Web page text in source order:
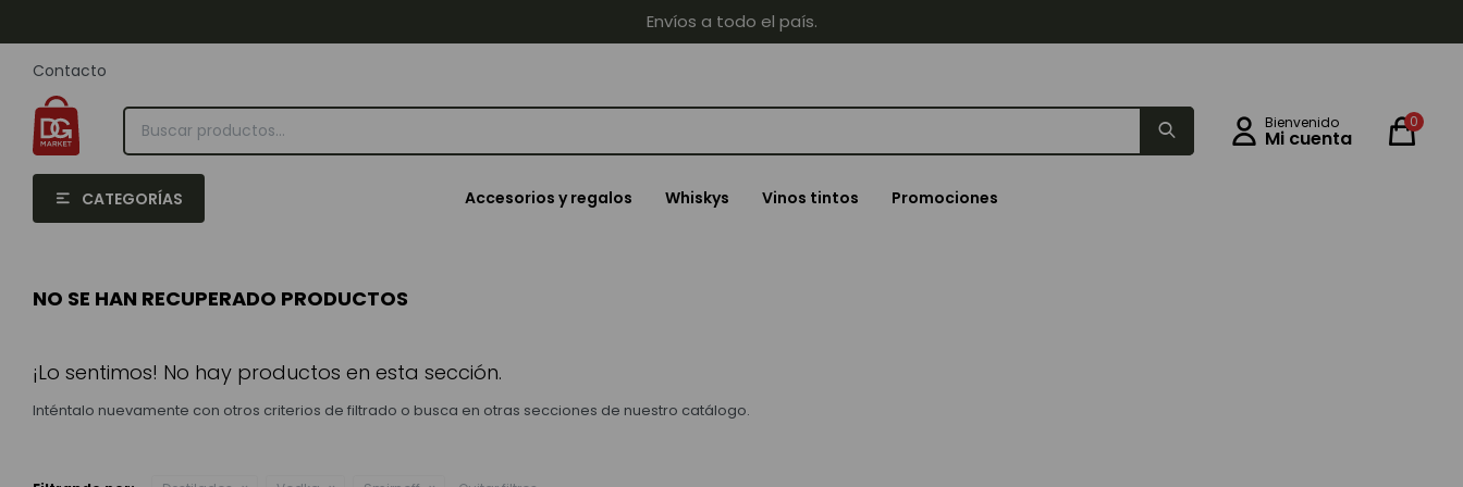
Envíos a todo el país.
CATEGORÍAS Accesorios y regalos Whiskys Vinos tintos Promociones
0
Contacto
NO SE HAN RECUPERADO PRODUCTOS
¡Lo sentimos! No hay productos en esta sección.
Inténtalo nuevamente con otros criterios de filtrado o busca en otras secciones de nuestro catálogo.